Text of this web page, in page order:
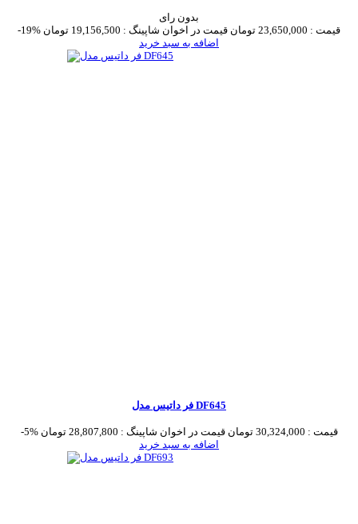
بدون رای
-19%
قیمت : 23,650,000 تومان قیمت در اخوان شاپینگ : 19,156,500 تومان
اضافه به سبد خرید
فر داتیس مدل DF645
-5% قیمت : 30,324,000 تومان قیمت در اخوان شاپینگ : 28,807,800 تومان
اضافه به سبد خرید